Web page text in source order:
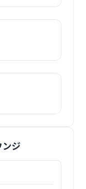
ジ